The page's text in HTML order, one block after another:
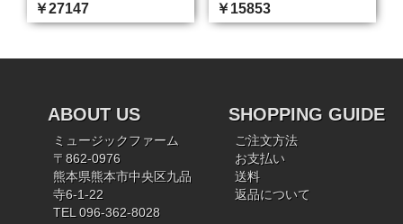
￥27147 ￥15853
ABOUT US
ミュージックファーム
〒862-0976
熊本県熊本市中央区九品
寺6-1-22
TEL 096-362-8028
SHOPPING GUIDE
ご注文方法
お支払い
送料
返品について